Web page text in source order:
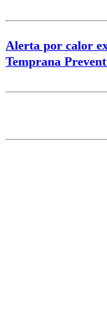
Alerta por calor
Temprana